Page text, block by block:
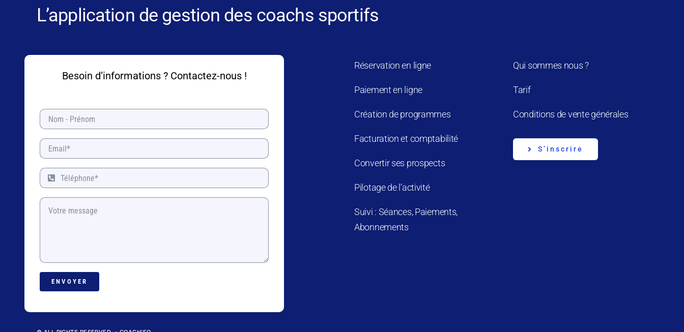
L’application de gestion des coachs sportifs
Besoin d’informations ? Contactez-nous !
ENVOYER
Réservation en ligne
Paiement en ligne
Création de programmes
Facturation et comptabilité
Convertir ses prospects
Pilotage de l’activité
Suivi : Séances, Paiements,
Abonnements
Qui sommes nous ?
Tarif
Conditions de vente générales
S’inscrire